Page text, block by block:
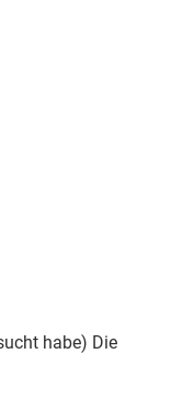
habe) Die